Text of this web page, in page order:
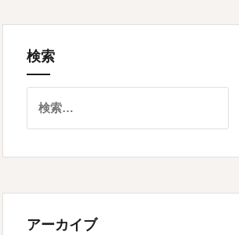
検索
索:
アーカイブ